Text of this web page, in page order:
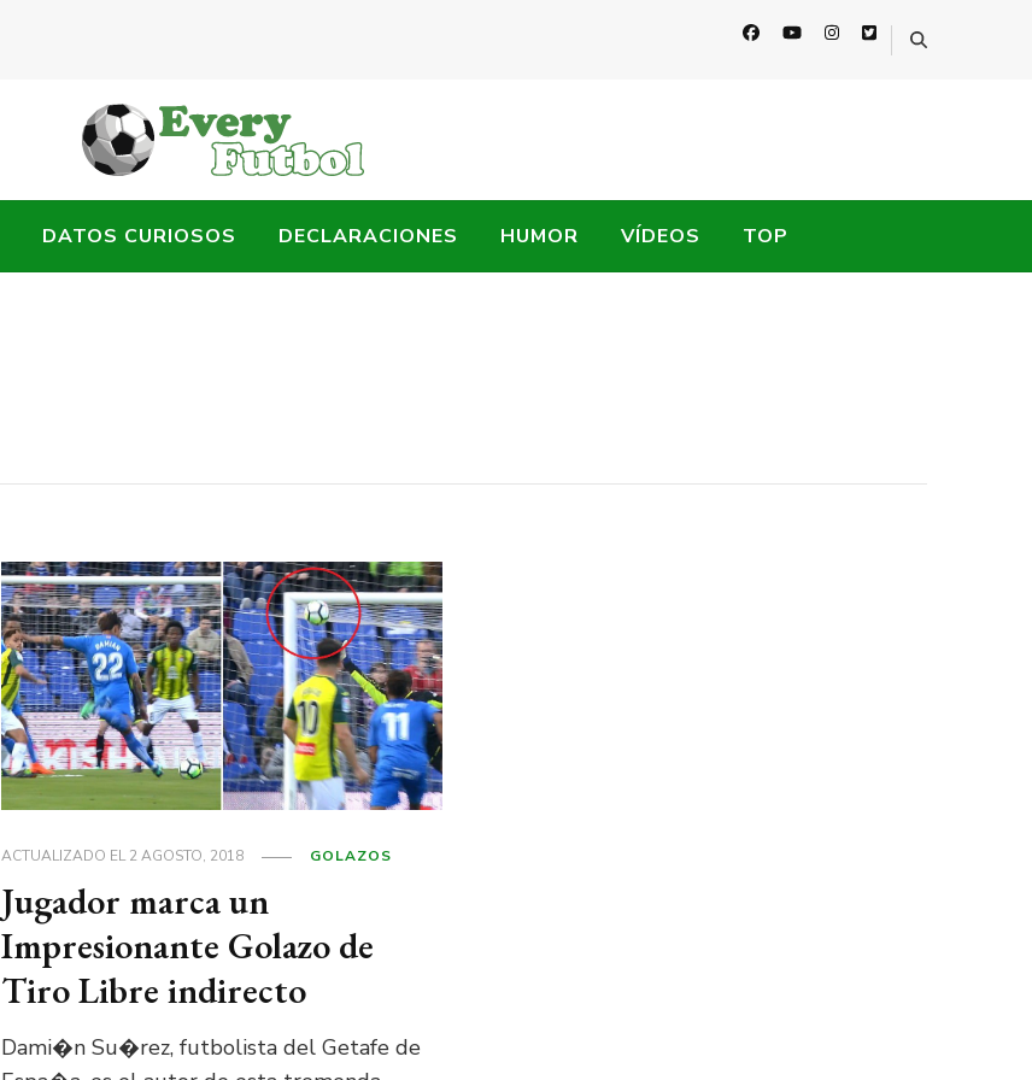
DATOS CURIOSOS DECLARACIONES HUMOR VÍDEOS TOP
ACTUALIZADO EL2 AGOSTO, 2018 GOLAZOS
Jugador marca un
Impresionante Golazo de
Tiro Libre indirecto
Dami�n Su�rez, futbolista del Getafe de